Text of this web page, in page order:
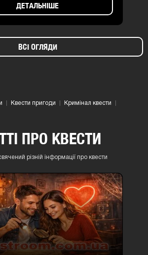
ДЕТАЛЬНІШЕ
ВСІ ОГЛЯДИ
Квести пригоди Кримінал квести
ПРО КВЕСТИ
різній інформації про квести